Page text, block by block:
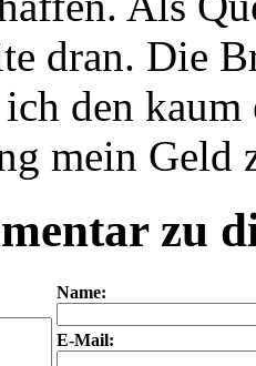
dran. Die
den
mein Geld
zu
Name:
E-Mail: